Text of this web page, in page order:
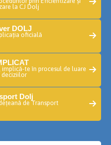
la CJ Dolj
DOLJ
oficială
te în procesul de luare
deciziilor
Dolj
de Transport